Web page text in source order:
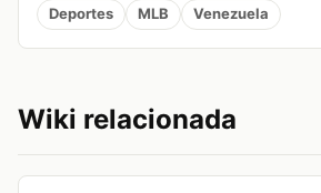
Deportes MLB Venezuela
Wiki relacionada